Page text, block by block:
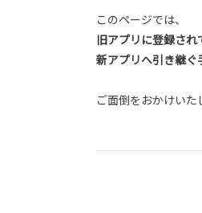
このページでは、
旧アプリに登録され
新アプリへ引き継ぐ
ご面倒をおかけいた